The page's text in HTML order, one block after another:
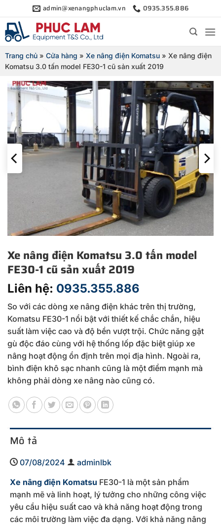
qua
nội
dung
admin@xenangphuclam.vn 0935.355.886
Trang chủ » Cửa hàng » Xe nâng điện Komatsu » Xe nâng điện
Komatsu 3.0 tấn model FE30-1 cũ sản xuất 2019
Xe nâng điện Komatsu 3.0 tấn model
FE30-1 cũ sản xuất 2019
Liên hệ: 0935.355.886
So với các dòng xe nâng điện khác trên thị trường,
Komatsu FE30-1 nổi bật với thiết kế chắc chắn, hiệu
suất làm việc cao và độ bền vượt trội. Chức năng gật
gù độc đáo cùng với hệ thống lốp đặc biệt giúp xe
nâng hoạt động ổn định trên mọi địa hình. Ngoài ra,
bình điện khô sạc nhanh cũng là một điểm mạnh mà
không phải dòng xe nâng nào cũng có.
Mô tả
07/08/2024
adminlbk
Xe nâng điện Komatsu FE30-1 là một sản phẩm
mạnh mẽ và linh hoạt, lý tưởng cho những công việc
yêu cầu hiệu suất cao và khả năng hoạt động trong
các môi trường làm việc đa dạng. Với khả năng nâng